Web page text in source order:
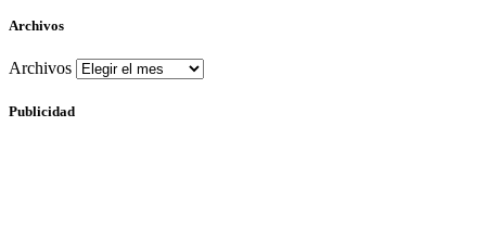
Archivos
Archivos
Publicidad